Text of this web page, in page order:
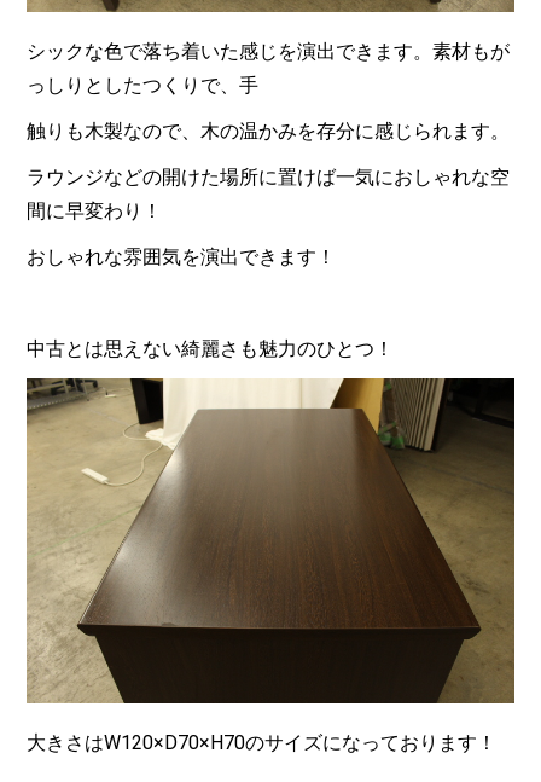
シックな色で落ち着いた感じを演出できます。素材もが
っしりとしたつくりで、手
触りも木製なので、木の温かみを存分に感じられます。
ラウンジなどの開けた場所に置けば一気におしゃれな空
間に早変わり！
おしゃれな雰囲気を演出できます！
中古とは思えない綺麗さも魅力のひとつ！
大きさはW120×D70×H70のサイズになっております！